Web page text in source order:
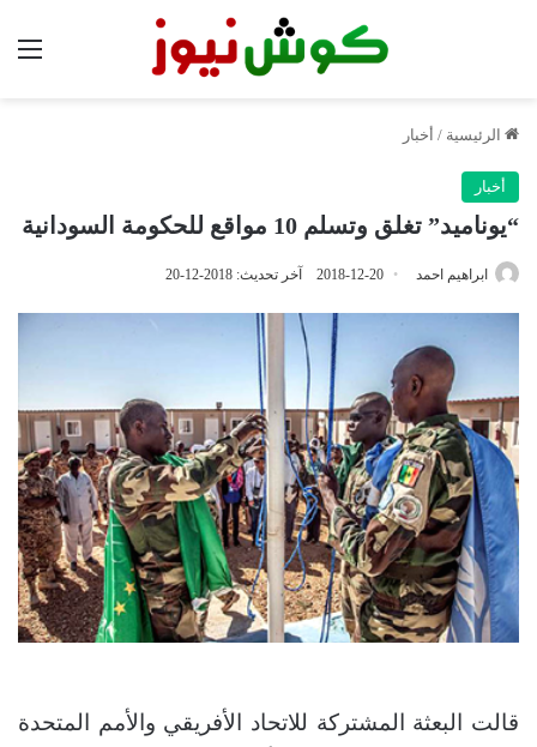
الرئيسية / أخبار
أخبار
“يوناميد” تغلق وتسلم 10 مواقع للحكومة السودانية
ابراهيم احمد 2018-12-20 آخر تحديث: 2018-12-20
قالت البعثة المشتركة للاتحاد الأفريقي والأمم المتحدة